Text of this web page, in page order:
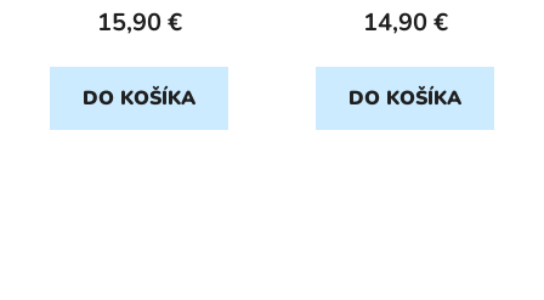
15,90 €
DO KOŠÍKA
14,90 €
DO KOŠÍKA